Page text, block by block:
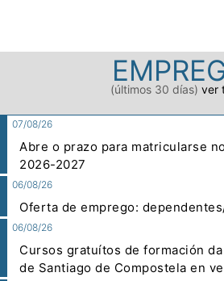
(últimos 30 días) ver
07/08/26
Abre o prazo para matricularse
2026-2027
06/08/26
Oferta de emprego:
06/08/26
Cursos gratuítos de formación
de Santiago de Compostela en